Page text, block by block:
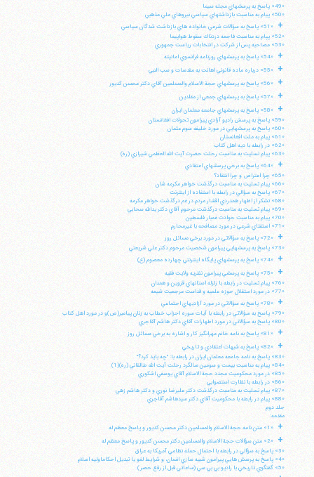
«49» پاسخ به پرسشهاي مجله سيما
«50» پيام به مناسبت بازداشتهاي سياسي نيروهاي ملي مذهبي
+
«51» پاسخ به سؤالات شرعي خانواده هاي بازداشت شدگان سياسي
«52» پپام به مناسبت فاجعه دردناك سقوط هواپيما
«53» مصاحبه پس از شركت در انتخابات رياست جمهوري
+ «54» پاسخ به پرسشهاي روزنامه فرانسوي امانيته
+ «55» درباره ماده قانوني اهانت به مقدسات و سب النبي
+ «56» پاسخ به پرسشهاي حجة الاسلام والمسلمين آقاي دكتر محسن كديور
+ «57» پاسخ به پرسشهاي جمعي از مقلدين
+
«58» پاسخ به پرسشهاي جامعه معلمان ايران
«59» پاسخ به پرسش راديو آزادي پيرامون تحولات افغانستان
«60» پاسخ به پرسشهايي در مورد خليفه سوم عثمان
«61» پيام به ملت افغانستان
«62» در رابطه با ديه اهل كتاب
«63» پيام تسليت به مناسبت رحلت حضرت آيت الله العظمي شيرازي (ره)
+
«64» پاسخ به برخي پرسشهاي اعتقادي
«65» چرا اعتراض و چرا انتقاد؟
«66» پيام تسليت به مناسبت درگذشت خواهر مكرمه شان
«67» پاسخ به سؤالي در رابطه با استفاده از اينترنت
«68» تشكر از اظهار همدردي اقشار مردم در غم درگذشت خواهر مكرمه
«69» پيام تسليت به مناسبت درگذشت مرحوم آقاي دكتر يدالله سحابي
«70» پيام به مناسبت حوادث غمبار فلسطين
«71» استفتاي شرعي در مورد مصافحه با غيرمحارم
+
«72» پاسخ به سؤالاتي در مورد برخي مسائل روز
«73» پاسخ به پرسشهايي پيرامون شخصيت مرحوم دكتر علي شريعتي
+ «74» پاسخ به پرسشهاي پايگاه اينترنتي چهارده معصوم (ع)
+
«75» پاسخ به پرسشي پيرامون نظريه ولايت فقيه
«76» پيام تسليت در رابطه با زلزله استانهاي قزوين و همدان
«77» در مورد استقلال حوزه علميه و قداست مرجعيت شيعه
+
«78» پاسخ به سؤالاتي در مورد آزاديهاي اجتماعي
«79» پاسخ به سؤالاتي در رابطه با آيات سوره احزاب خطاب به زنان پيامبر(ص)و در مورد اهل كتاب
«80» پاسخ به سؤالاتي در مورد اظهارات آقاي دكتر هاشم آقاجري
+ «81» پاسخ به نامه خانم مهرانگيز كار و اشاره به برخي مسائل روز
+
«82» پاسخ به شبهات اعتقادي و تاريخي
«83» پاسخ به نامه جامعه معلمان ايران در رابطه با: "چه بايد كرد؟"
«84» پيام به مناسبت بيست و سومين سالگرد رحلت آيت الله طالقاني (ره)(1)
«85» در مورد محكوميت مجدد حجة الاسلام آقاي يوسفي اشكوري
«86» در رابطه با نظارت استصوابي
«87» پيام تسليت به مناسبت درگذشت دكتر عليرضا نوري و دكتر هاشم زهي
«88» پيام در رابطه با محكوميت آقاي دكتر سيدهاشم آقاجري
جلد دوم
مقدمه:
+ «1» متن نامه حجة الاسلام والمسلمين دكتر محسن كديور و پاسخ معظم له
+
«2» متن سؤالات حجة الاسلام والمسلمين دكتر محسن كديور و پاسخ معظم له
«3» پاسخ به سؤالي در رابطه با احتمال حمله نظامي آمريكا به عراق
«4» پاسخ به پرسش هايي پيرامون شبيه سازي انسان، و شرايط لغو يا تبديل احكاماوليه اسلام
«5» گفتگوي تاريخي با راديو بي بي سي (ساعاتي قبل از رفع حصر)